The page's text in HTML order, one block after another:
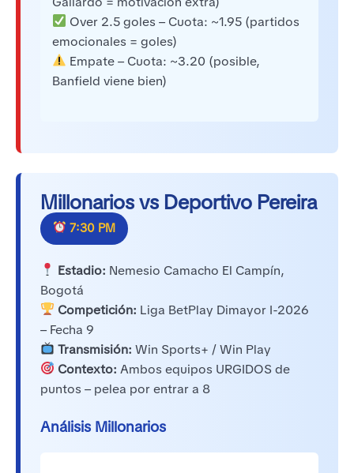
Over 2.5 goles – Cuota: ~1.95 (partidos
emocionales = goles)
Empate – Cuota: ~3.20 (posible,
Banfield viene bien)
Millonarios vs Deportivo Pereira
7:30 PM
Estadio: Nemesio Camacho El Campín,
Bogotá
Competición: Liga BetPlay Dimayor I-2026
– Fecha 9
Transmisión: Win Sports+ / Win Play
Contexto: Ambos equipos URGIDOS de
puntos – pelea por entrar a 8
Análisis Millonarios